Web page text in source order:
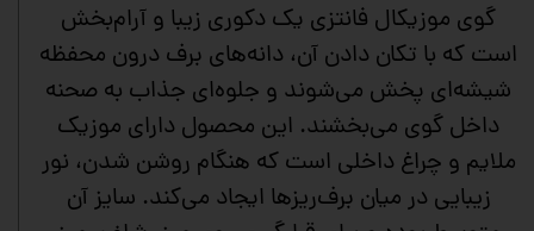
گوی موزیکال فانتزی یک دکوری زیبا و آرام‌بخش
است که با تکان دادن آن، دانه‌های برف درون محفظه
شیشه‌ای پخش می‌شوند و جلوه‌ای جذاب به صحنه
داخل گوی می‌بخشند. این محصول دارای موزیک
ملایم و چراغ داخلی است که هنگام روشن شدن، نور
زیبایی در میان برف‌ریزها ایجاد می‌کند. سایز آن